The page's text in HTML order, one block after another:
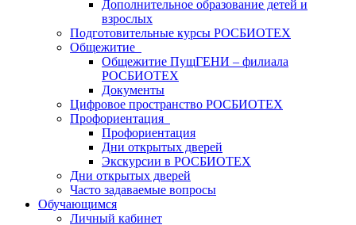
Дополнительное образование детей и
взрослых
Подготовительные курсы РОСБИОТЕХ
Общежитие
Общежитие ПущГЕНИ – филиала
РОСБИОТЕХ
Документы
Цифровое пространство РОСБИОТЕХ
Профориентация
Профориентация
Дни открытых дверей
Экскурсии в РОСБИОТЕХ
Дни открытых дверей
Часто задаваемые вопросы
Обучающимся
Личный кабинет